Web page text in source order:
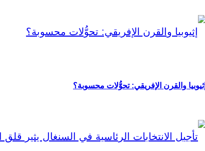
إثيوبيا والقرن الإفريقي: تحوُّلات محسوبة؟